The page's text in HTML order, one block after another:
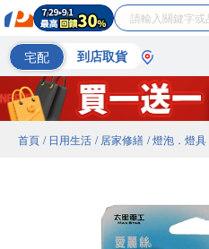
宅配 到店取貨
首頁 / 日用生活 / 居家修繕 / 燈泡．燈具